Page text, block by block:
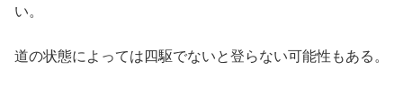
い。
道の状態によっては四駆でないと登らない可能性もある。